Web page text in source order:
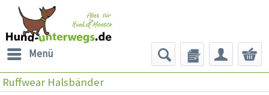
Menü
Ruffwear Halsbänder